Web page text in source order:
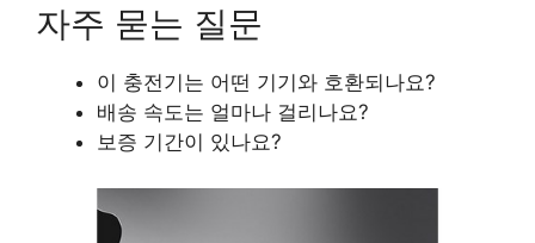
자주 묻는 질문
이 충전기는 어떤 기기와 호환되나요?
배송 속도는 얼마나 걸리나요?
보증 기간이 있나요?